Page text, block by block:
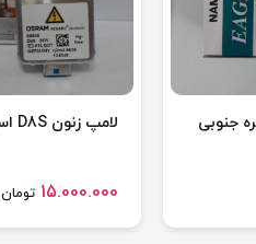
لامپ زنون D8S اسرام
تومان15.000.000